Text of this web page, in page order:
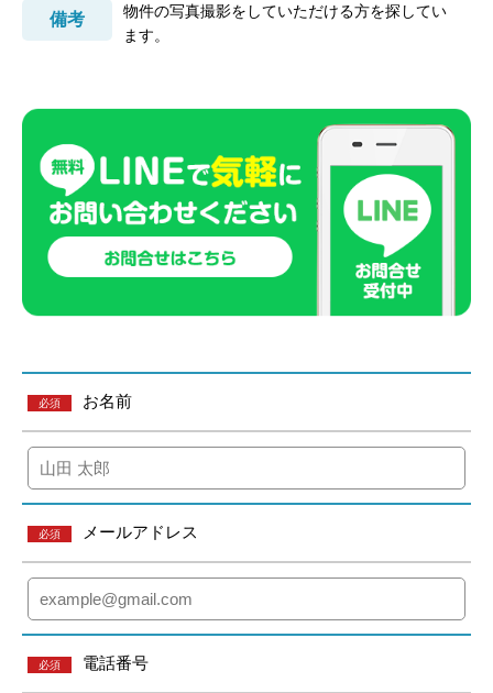
備考
物件の写真撮影をしていただける方を探してい
ます。
必須 お名前
必須 メールアドレス
必須 電話番号